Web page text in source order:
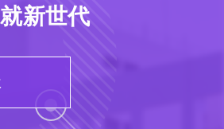
新世代